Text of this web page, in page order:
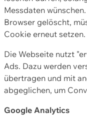
Messdaten
Browser gelöscht,
Cookie erneut setzen.
Die Webseite nutzt
Ads. Dazu werden
übertragen und mit
abgeglichen, um
Google Analytics